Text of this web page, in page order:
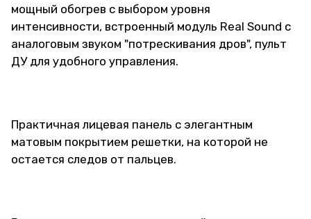
мощный обогрев с выбором уровня
интенсивности, встроенный модуль Real Sound с
аналоговым звуком "потрескивания дров", пульт
ДУ для удобного управления.
Практичная лицевая панель с элегантным
матовым покрытием решетки, на которой не
остается следов от пальцев.